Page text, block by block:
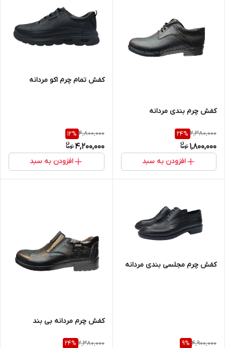
کفش چرم بندی مردانه
2,380,000
24%
1,800,000
افزودن به سبد
کفش تمام چرم اکو مردانه
4,800,000
12%
4,200,000
افزودن به سبد
کفش چرم مجلسی بندی مردانه
4,900,000
9%
کفش چرم مردانه بی بند
2,380,000
24%